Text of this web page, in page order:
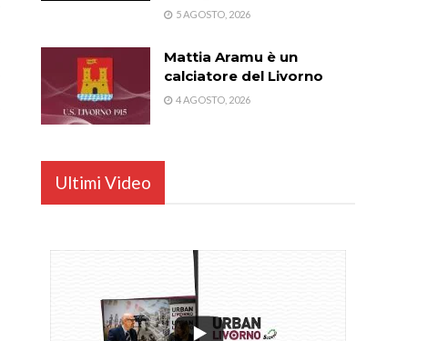
5 AGOSTO, 2026
Mattia Aramu è un
calciatore del Livorno
4 AGOSTO, 2026
Ultimi Video
...